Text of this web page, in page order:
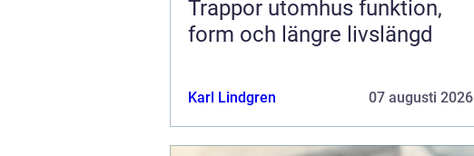
Trappor utomhus funktion,
form och längre livslängd
Karl Lindgren 07 augusti 2026